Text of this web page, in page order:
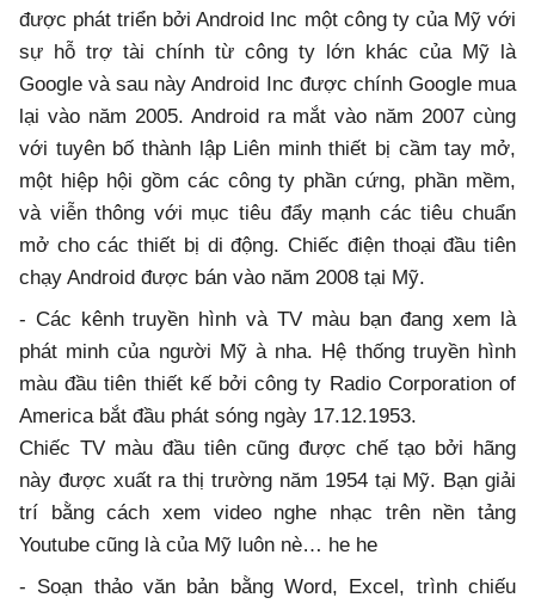
được phát triển bởi Android Inc một công ty của Mỹ với
sự hỗ trợ tài chính từ công ty lớn khác của Mỹ là
Google và sau này Android Inc được chính Google mua
lại vào năm 2005. Android ra mắt vào năm 2007 cùng
với tuyên bố thành lập Liên minh thiết bị cầm tay mở,
một hiệp hội gồm các công ty phần cứng, phần mềm,
và viễn thông với mục tiêu đẩy mạnh các tiêu chuẩn
mở cho các thiết bị di động. Chiếc điện thoại đầu tiên
chạy Android được bán vào năm 2008 tại Mỹ.
- Các kênh truyền hình và TV màu bạn đang xem là
phát minh của người Mỹ à nha. Hệ thống truyền hình
màu đầu tiên thiết kế bởi công ty Radio Corporation of
America bắt đầu phát sóng ngày 17.12.1953.
Chiếc TV màu đầu tiên cũng được chế tạo bởi hãng
này được xuất ra thị trường năm 1954 tại Mỹ. Bạn giải
trí bằng cách xem video nghe nhạc trên nền tảng
Youtube cũng là của Mỹ luôn nè… he he
- Soạn thảo văn bản bằng Word, Excel, trình chiếu